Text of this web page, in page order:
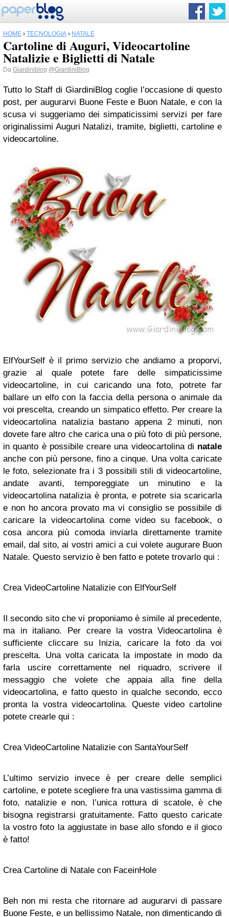
HOME › TECNOLOGIA › NATALE
Cartoline di Auguri, Videocartoline
Natalizie e Biglietti di Natale
Da Giardiniblog @GiardiniBlog
Tutto lo Staff di GiardiniBlog coglie l’occasione di questo
post, per augurarvi Buone Feste e Buon Natale, e con la
scusa vi suggeriamo dei simpaticissimi servizi per fare
originalissimi Auguri Natalizi, tramite, biglietti, cartoline e
videocartoline.
ElfYourSelf è il primo servizio che andiamo a proporvi,
grazie al quale potete fare delle simpaticissime
videocartoline, in cui caricando una foto, potrete far
ballare un elfo con la faccia della persona o animale da
voi prescelta, creando un simpatico effetto. Per creare la
videocartolina natalizia bastano appena 2 minuti, non
dovete fare altro che carica una o più foto di più persone,
in quanto è possibile creare una videocartolina di natale
anche con più persone, fino a cinque. Una volta caricate
le foto, selezionate fra i 3 possibili stili di videocartoline,
andate avanti, temporeggiate un minutino e la
videocartolina natalizia è pronta, e potrete sia scaricarla
e non ho ancora provato ma vi consiglio se possibile di
caricare la videocartolina come video su facebook, o
cosa ancora più comoda inviarla direttamente tramite
email, dal sito, ai vostri amici a cui volete augurare Buon
Natale. Questo servizio è ben fatto e potete trovarlo qui :
Crea VideoCartoline Natalizie con ElfYourSelf
Il secondo sito che vi proponiamo è simile al precedente,
ma in italiano. Per creare la vostra Videocartolina è
sufficiente cliccare su Inizia, caricare la foto da voi
prescelta. Una volta caricata la impostate in modo da
farla uscire correttamente nel riquadro, scrivere il
messaggio che volete che appaia alla fine della
videocartolina, e fatto questo in qualche secondo, ecco
pronta la vostra videocartolina. Queste video cartoline
potete crearle qui :
Crea VideoCartoline Natalizie con SantaYourSelf
L’ultimo servizio invece è per creare delle semplici
cartoline, e potete scegliere fra una vastissima gamma di
foto, natalizie e non, l’unica rottura di scatole, è che
bisogna registrarsi gratuitamente. Fatto questo caricate
la vostro foto la aggiustate in base allo sfondo e il gioco
è fatto!
Crea Cartoline di Natale con FaceinHole
Beh non mi resta che ritornare ad augurarvi di passare
Buone Feste, e un bellissimo Natale, non dimenticando di